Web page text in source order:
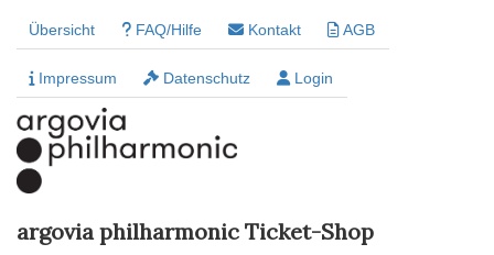
Übersicht FAQ/Hilfe Kontakt AGB
Impressum Datenschutz Login
argovia philharmonic Ticket-Shop